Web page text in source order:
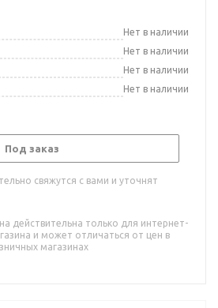
Нет в наличии
Нет в наличии
Нет в наличии
Нет в наличии
Под заказ
свяжутся с вами и уточнят
действительна только для интернет-
и может отличаться от цен в
магазинах